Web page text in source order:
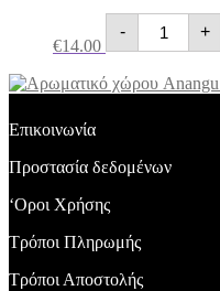
€14.00
-
Αρωματικό
χώρου
Price's
Elderflower
Presse
+
Επικοινωνία
Προστασία δεδομένων
‘Οροι Χρήσης
Τρόποι Πληρωμής
Τρόποι Αποστολής